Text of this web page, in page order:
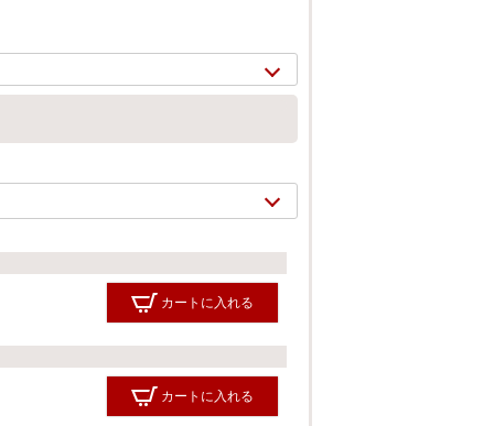
2/12
カートに入れる
カートに入れる